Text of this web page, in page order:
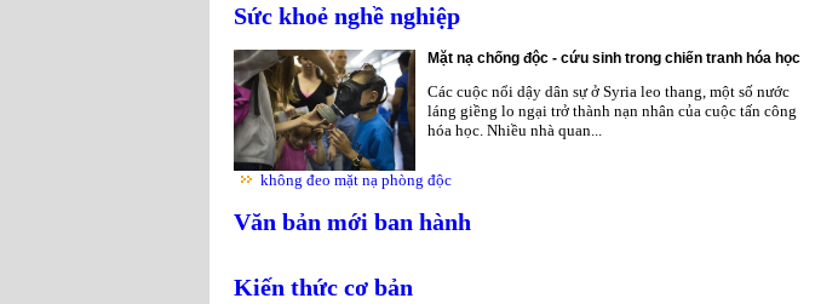
Sức khoẻ nghề nghiệp
Mặt nạ chống độc - cứu sinh trong chiến tranh hóa học
Các cuộc nổi dậy dân sự ở Syria leo thang, một số nước
láng giềng lo ngại trở thành nạn nhân của cuộc tấn công
hóa học. Nhiều nhà quan...
không đeo mặt nạ phòng độc
Văn bản mới ban hành
Kiến thức cơ bản